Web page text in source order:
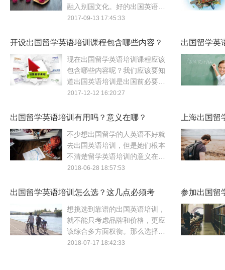
融入别国文化。好的出国英语培
训并不是以留学考试为目标，留
主。
2017-09-13 17:45:33
开设出国留学英语培训课程包含哪些内容？
现在出国留学英语培训课程应该
包含哪些内容呢？我们应该要知
道出国英语培训是出国前必要的
语言提高训练，本文向大家介绍
程内容。
2017-12-12 16:20:27
出国留学英
出国留学英语培训有用吗？意义在哪？
不少想出国留学的人英语不好就
去出国英语培训，但是她们根本
不清楚留学英语培训的意义在哪
里，如果光是为了通过考试，出
文将为你解析。
2018-06-28 18:57:53
上海出国
出国留学英语培训怎么选？这几点必须考
想挑选到靠谱的出国英语培训，
就不能只考虑品牌和价格，更应
该综合多方面权衡。那么选择留
学英语培训机构我们要考虑哪些
2018-07-17 18:42:33
参加出国留
可少！